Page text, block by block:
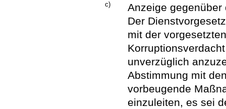
c)
Anzeige
Der
mit der
unverzüglich
Abstimmung mit
vorbeugende
einzuleiten, es sei